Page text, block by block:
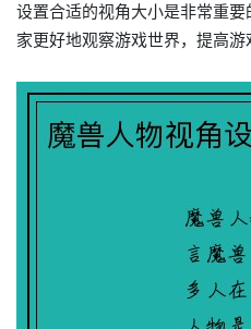
设置合适的视角大小是非常重
家更好地观察游戏世界，提高游